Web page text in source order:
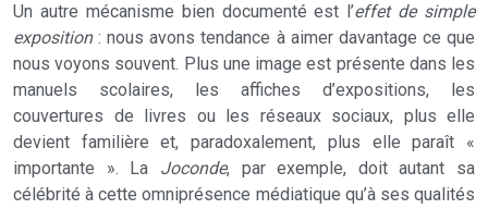
Un autre mécanisme bien documenté est l’effet de simple
exposition: nous avons tendance à aimer davantage ce que
nous voyons souvent. Plus une image est présente dans les
manuels scolaires, les affiches d’expositions, les
couvertures de livres ou les réseaux sociaux, plus elle
devient familière et, paradoxalement, plus elle paraît «
importante ». La Joconde, par exemple, doit autant sa
célébrité à cette omniprésence médiatique qu’à ses qualités